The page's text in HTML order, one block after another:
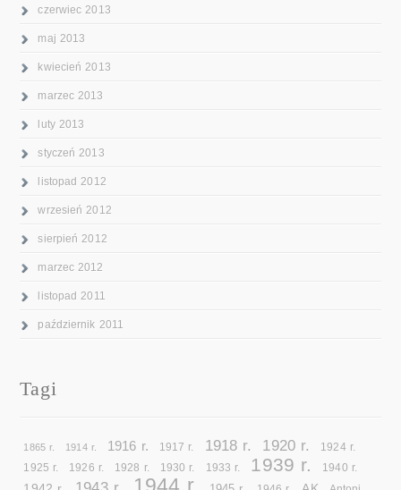
czerwiec 2013
maj 2013
kwiecień 2013
marzec 2013
luty 2013
styczeń 2013
listopad 2012
wrzesień 2012
sierpień 2012
marzec 2012
listopad 2011
październik 2011
Tagi
1865 r. 1914 r. 1916 r. 1917 r. 1918 r. 1920 r. 1924 r.
1925 r. 1926 r. 1928 r. 1930 r. 1933 r. 1939 r. 1940 r.